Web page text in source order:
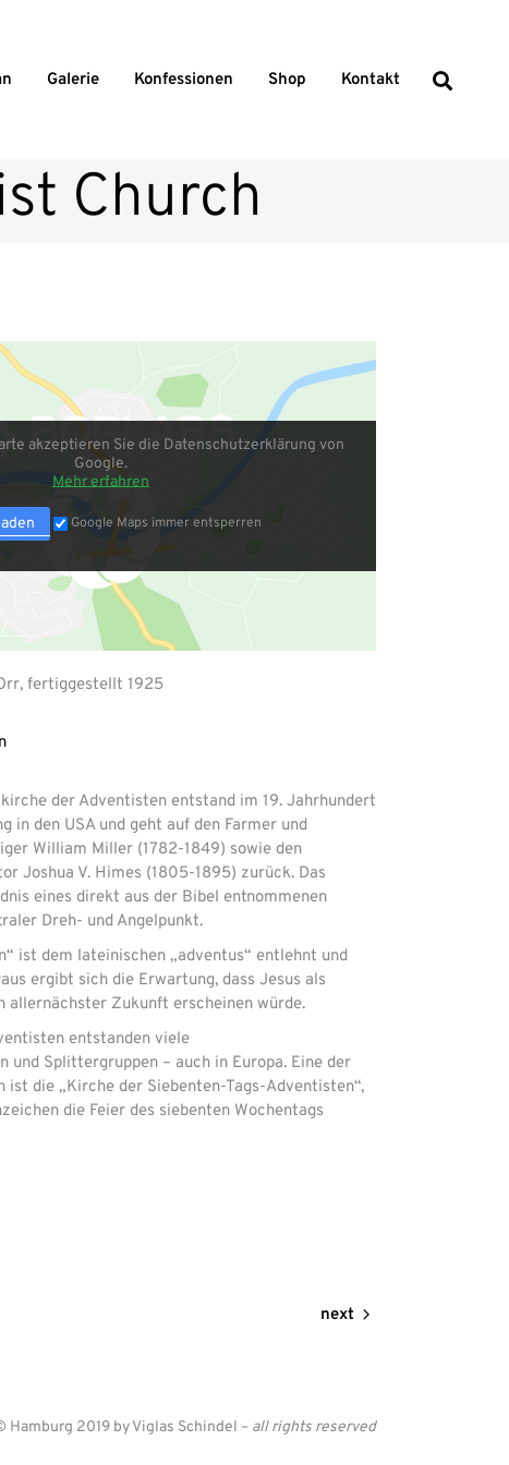
Galerie Konfessionen Shop Kontakt
Church
akzeptieren Sie die Datenschutzerklärung von
Google.
Mehr erfahren
Google Maps immer entsperren
fertiggestellt 1925
der Adventisten entstand im 19. Jahrhundert
in den USA und geht auf den Farmer und
William Miller (1782-1849) sowie den
Joshua V. Himes (1805-1895) zurück. Das
eines direkt aus der Bibel entnommenen
Dreh- und Angelpunkt.
ist dem lateinischen „adventus“ entlehnt und
ergibt sich die Erwartung, dass Jesus als
allernächster Zukunft erscheinen würde.
entstanden viele
und Splittergruppen – auch in Europa. Eine der
ist die „Kirche der Siebenten-Tags-Adventisten“,
die Feier des siebenten Wochentags
next
Hamburg 2019 by Viglas Schindel – all rights reserved